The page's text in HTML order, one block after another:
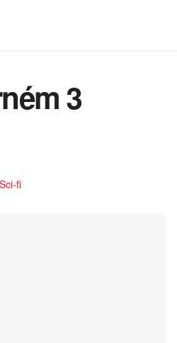
3
Sci-fi